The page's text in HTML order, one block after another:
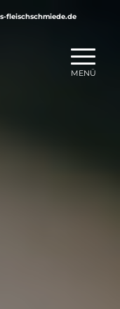
fleischschmiede.de